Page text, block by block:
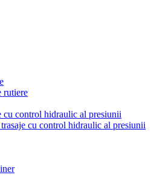
rutiere
cu control hidraulic al presiunii
cu control hidraulic al presiunii